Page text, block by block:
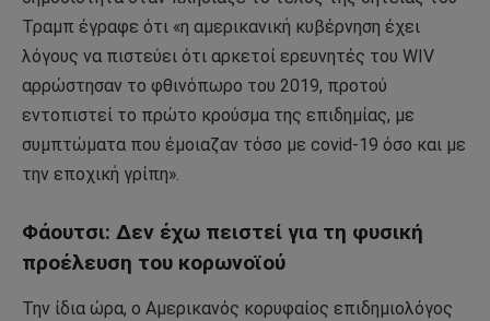
Τραμπ έγραφε ότι «η αμερικανική κυβέρνηση έχει
λόγους να πιστεύει ότι αρκετοί ερευνητές του WIV
αρρώστησαν το φθινόπωρο του 2019, προτού
εντοπιστεί το πρώτο κρούσμα της επιδημίας, με
συμπτώματα που έμοιαζαν τόσο με covid-19 όσο και με
την εποχική γρίπη».
Φάουτσι: Δεν έχω πειστεί για τη φυσική
προέλευση του κορωνοϊoύ
Την ίδια ώρα, ο Αμερικανός κορυφαίος επιδημιολόγος